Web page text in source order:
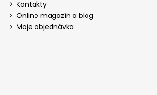
Kontakty
Online magazín a blog
Moje objednávka